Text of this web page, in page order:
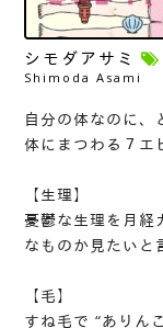
シモダアサミ
Shimoda Asami
自分の体なのに、
体にまつわる７エ
【生理】
憂鬱な生理を月経
なものか見たいと
【毛】
すね毛で “ありん